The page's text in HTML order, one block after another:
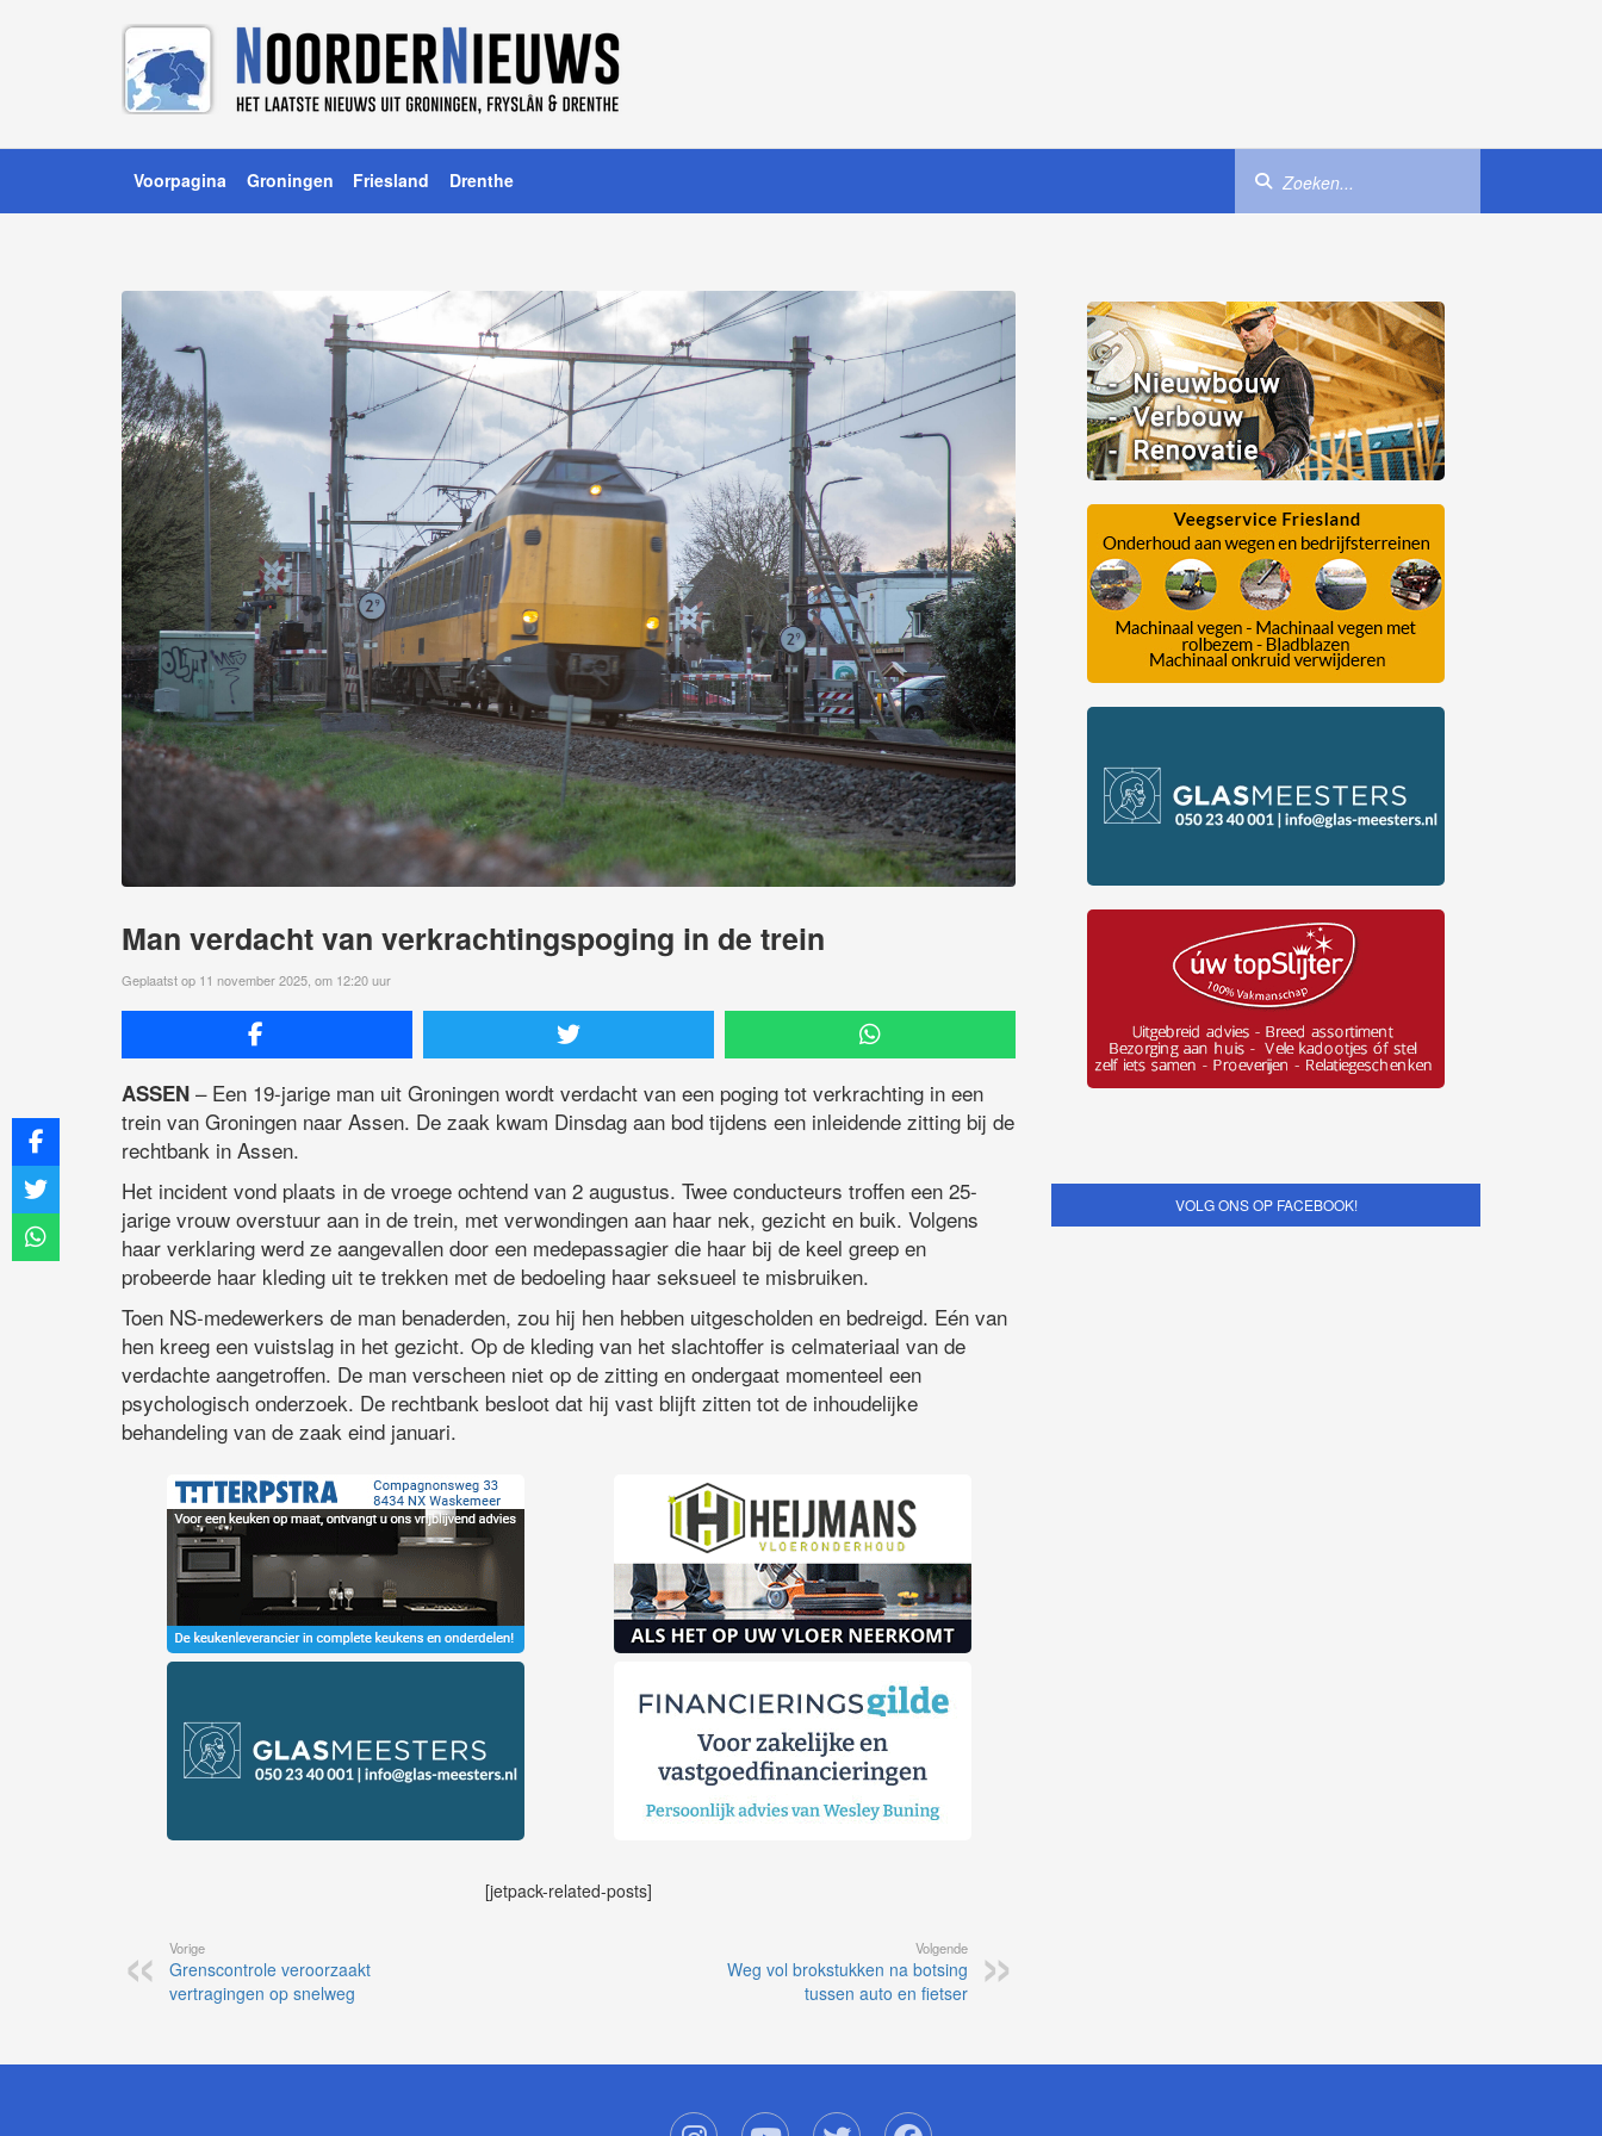
Voorpagina Groningen Friesland Drenthe
Man verdacht van verkrachtingspoging in de trein
Geplaatst op 11 november 2025, om 12:20 uur
ASSEN – Een 19-jarige man uit Groningen wordt verdacht van een poging tot verkrachting in een
trein van Groningen naar Assen. De zaak kwam Dinsdag aan bod tijdens een inleidende zitting bij de
rechtbank in Assen.
Het incident vond plaats in de vroege ochtend van 2 augustus. Twee conducteurs troffen een 25-
jarige vrouw overstuur aan in de trein, met verwondingen aan haar nek, gezicht en buik. Volgens
haar verklaring werd ze aangevallen door een medepassagier die haar bij de keel greep en
probeerde haar kleding uit te trekken met de bedoeling haar seksueel te misbruiken.
Toen NS-medewerkers de man benaderden, zou hij hen hebben uitgescholden en bedreigd. Eén van
hen kreeg een vuistslag in het gezicht. Op de kleding van het slachtoffer is celmateriaal van de
verdachte aangetroffen. De man verscheen niet op de zitting en ondergaat momenteel een
psychologisch onderzoek. De rechtbank besloot dat hij vast blijft zitten tot de inhoudelijke
behandeling van de zaak eind januari.
[jetpack-related-posts]
Vorige
Grenscontrole veroorzaakt
vertragingen op snelweg
Volgende
Weg vol brokstukken na botsing
tussen auto en fietser
VOLG ONS OP FACEBOOK!